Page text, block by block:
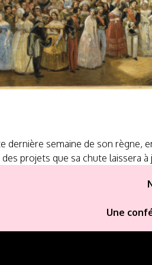
dernière semaine de son
projets que sa chute laissera à
Une